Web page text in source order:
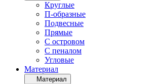
Круглые
П-образные
Подвесные
Прямые
С островом
С пеналом
Угловые
Материал
Материал